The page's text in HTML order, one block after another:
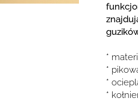
*
*
*
*